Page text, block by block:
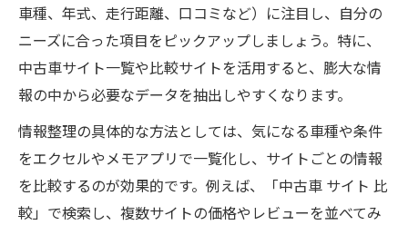
車種、年式、走行距離、口コミなど）に注目し、自分の
ニーズに合った項目をピックアップしましょう。特に、
中古車サイト一覧や比較サイトを活用すると、膨大な情
報の中から必要なデータを抽出しやすくなります。
情報整理の具体的な方法としては、気になる車種や条件
をエクセルやメモアプリで一覧化し、サイトごとの情報
を比較するのが効果的です。例えば、「中古車 サイト 比
較」で検索し、複数サイトの価格やレビューを並べてみ